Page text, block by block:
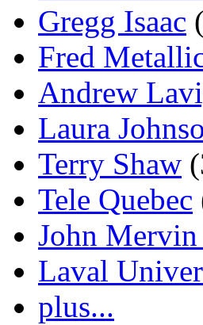
Gregg Isaac
Fred
Andrew
Laura
Terry Shaw
Tele Quebec
John
Laval
plus...